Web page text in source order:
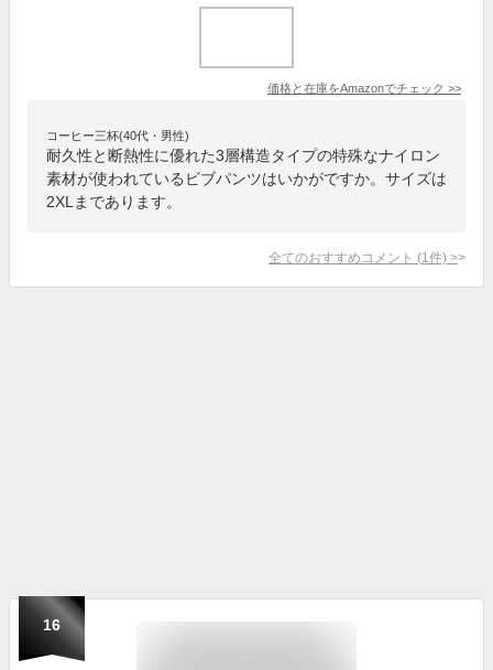
価格と在庫をAmazonでチェック >>
コーヒー三杯(40代・男性)
耐久性と断熱性に優れた3層構造タイプの特殊なナイロン
素材が使われているビブパンツはいかがですか。サイズは
2XLまであります。
全てのおすすめコメント (1 件) >
16